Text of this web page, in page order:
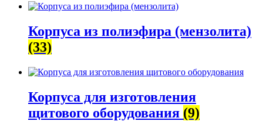
Корпуса из полиэфира (мензолита)
(33)
Корпуса для изготовления
щитового оборудования (9)